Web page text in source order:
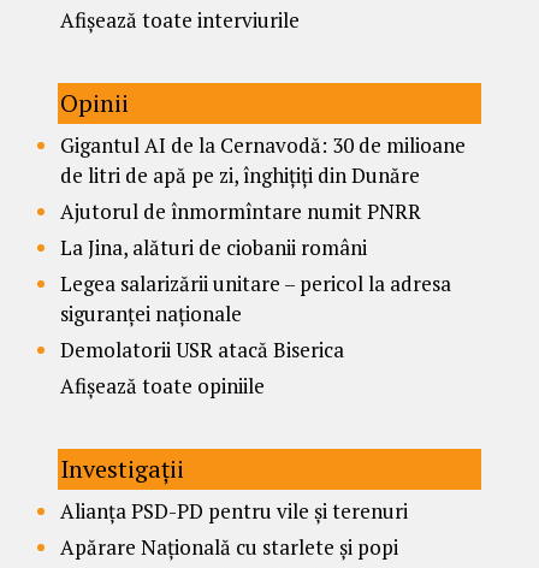
Afișează toate interviurile
Opinii
Gigantul AI de la Cernavodă: 30 de milioane
de litri de apă pe zi, înghițiți din Dunăre
Ajutorul de înmormîntare numit PNRR
La Jina, alături de ciobanii români
Legea salarizării unitare – pericol la adresa
siguranței naționale
Demolatorii USR atacă Biserica
Afișează toate opiniile
Investigații
Alianța PSD-PD pentru vile și terenuri
Apărare Națională cu starlete și popi